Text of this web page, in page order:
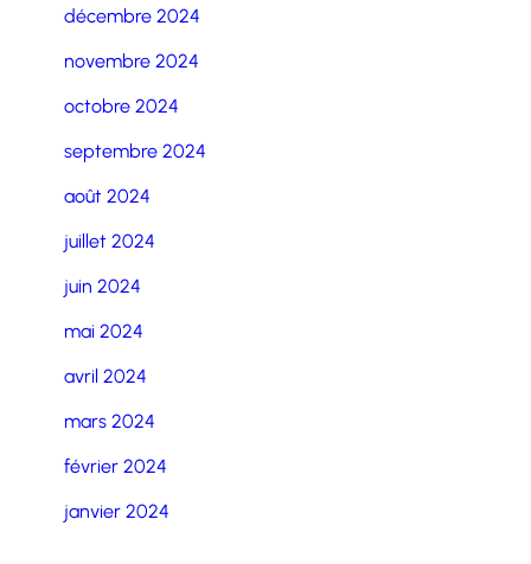
décembre 2024
novembre 2024
octobre 2024
septembre 2024
août 2024
juillet 2024
juin 2024
mai 2024
avril 2024
mars 2024
février 2024
janvier 2024